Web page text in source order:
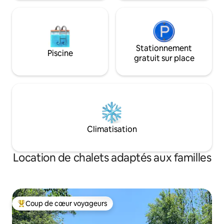
Piscine
Stationnement
gratuit sur place
Climatisation
Location de chalets adaptés aux familles
Coups de cœur voyageurs les plus appréciés
Coup de cœur voyageurs